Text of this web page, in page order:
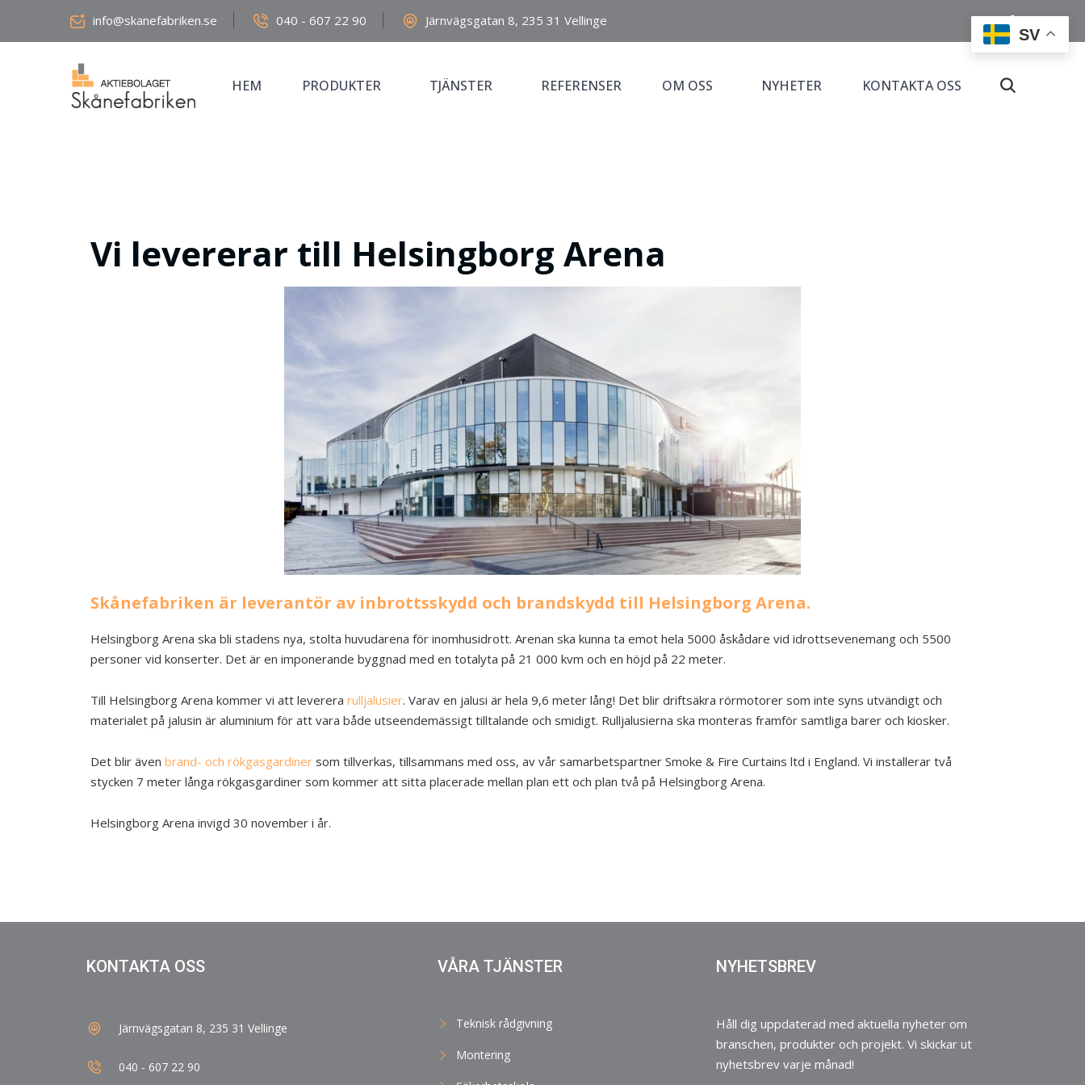
info@skanefabriken.se 040 - 607 22 90 Järnvägsgatan 8, 235 31 Vellinge
HEM PRODUKTER TJÄNSTER REFERENSER OM OSS NYHETER KONTAKTA OSS
Vi levererar till Helsingborg Arena
Skånefabriken är leverantör av inbrottsskydd och brandskydd till Helsingborg Arena.
Helsingborg Arena ska bli stadens nya, stolta huvudarena för inomhusidrott. Arenan ska kunna ta emot hela 5000 åskådare vid idrottsevenemang och 5500
personer vid konserter. Det är en imponerande byggnad med en totalyta på 21 000 kvm och en höjd på 22 meter.
Till Helsingborg Arena kommer vi att leverera rulljalusier. Varav en jalusi är hela 9,6 meter lång! Det blir driftsäkra rörmotorer som inte syns utvändigt och
materialet på jalusin är aluminium för att vara både utseendemässigt tilltalande och smidigt. Rulljalusierna ska monteras framför samtliga barer och kiosker.
Det blir även brand- och rökgasgardiner som tillverkas, tillsammans med oss, av vår samarbetspartner Smoke & Fire Curtains ltd i England. Vi installerar två
stycken 7 meter långa rökgasgardiner som kommer att sitta placerade mellan plan ett och plan två på Helsingborg Arena.
Helsingborg Arena invigd 30 november i år.
KONTAKTA OSS
Järnvägsgatan 8, 235 31 Vellinge
040 - 607 22 90
VÅRA TJÄNSTER
Teknisk rådgivning
Montering
NYHETSBREV
Håll dig uppdaterad med aktuella nyheter om
branschen, produkter och projekt. Vi skickar ut
nyhetsbrev varje månad!
SV